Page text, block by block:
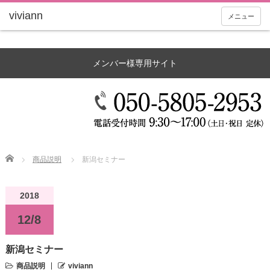
メニュー
メンバー様専用サイト
Home 商品説明 新潟セミナー
2018
12/8
新潟セミナー
商品説明 viviann